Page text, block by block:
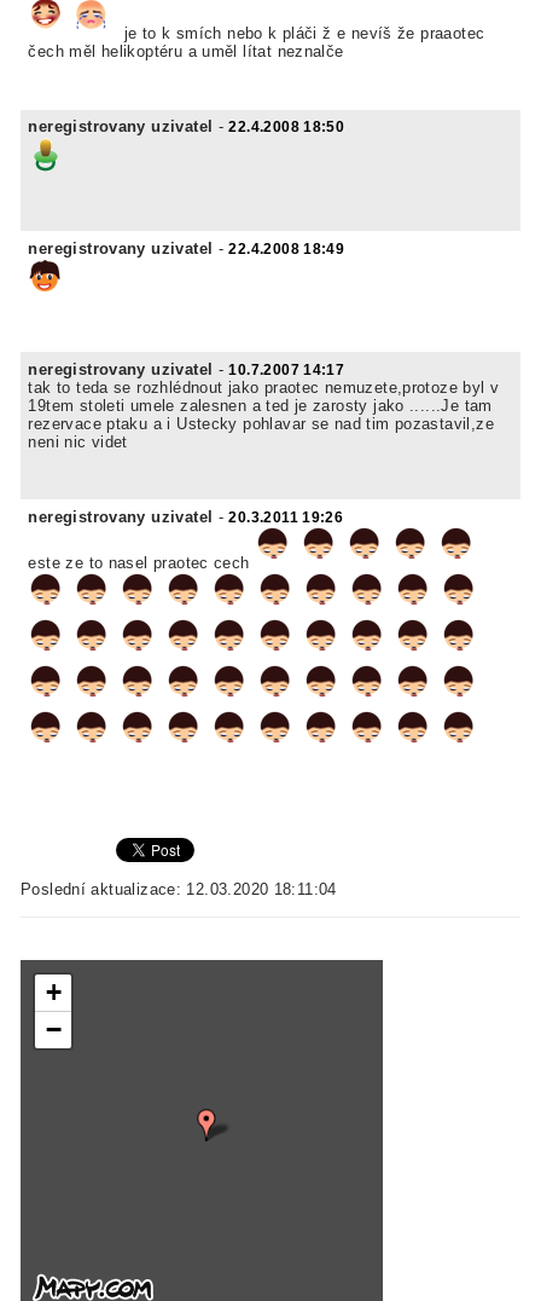
je to k smích nebo k pláči ž e nevíš že praaotec
čech měl helikoptéru a uměl lítat neznalče
neregistrovany uzivatel -22.4.2008 18:50
neregistrovany uzivatel -22.4.2008 18:49
neregistrovany uzivatel -10.7.2007 14:17
tak to teda se rozhlédnout jako praotec nemuzete,protoze byl v
19tem stoleti umele zalesnen a ted je zarosty jako ......Je tam
rezervace ptaku a i Ustecky pohlavar se nad tim pozastavil,ze
neni nic videt
neregistrovany uzivatel -20.3.2011 19:26
este ze to nasel praotec cech
Poslední aktualizace: 12.03.2020 18:11:04
+
−